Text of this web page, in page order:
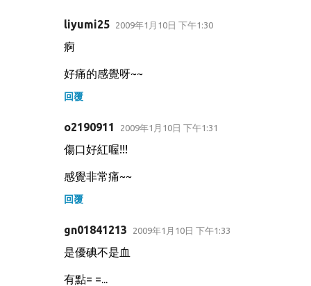
liyumi25 2009年1月10日 下午1:30
痾
好痛的感覺呀~~
回覆
o2190911 2009年1月10日 下午1:31
傷口好紅喔!!!
感覺非常痛~~
回覆
gn01841213 2009年1月10日 下午1:33
是優碘不是血
有點= =...